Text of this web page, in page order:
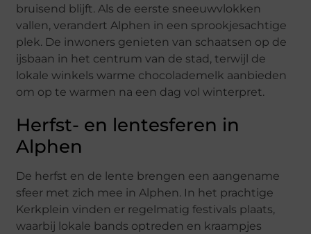
bruisend blijft. Als de eerste sneeuwvlokken
vallen, verandert Alphen in een sprookjesachtige
plek. De inwoners genieten van schaatsen op de
ijsbaan in het centrum van de stad, terwijl de
lokale winkels warme chocolademelk aanbieden
om op te warmen na een dag vol winterpret.
Herfst- en lentesferen in
Alphen
De herfst en de lente brengen een aangename
sfeer met zich mee in Alphen. In het prachtige
Kerkplein vinden er regelmatig festivals plaats,
waarbij lokale bands optreden en kraampjes